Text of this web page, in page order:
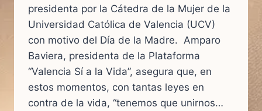
presidenta por la Cátedra de la Mujer de la
Universidad Católica de Valencia (UCV)
con motivo del Día de la Madre. Amparo
Baviera, presidenta de la Plataforma
“Valencia Sí a la Vida”, asegura que, en
estos momentos, con tantas leyes en
contra de la vida, “tenemos que unirnos…